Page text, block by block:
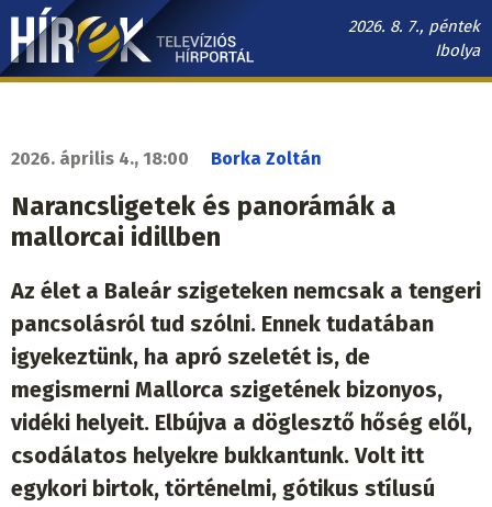
Ugrás
tartalomra
2026. 8. 7., péntek
Ibolya
Hírek.sk
navigáció
2026. április 4., 18:00 Borka Zoltán
Narancsligetek és panorámák a
mallorcai idillben
Az élet a Baleár szigeteken nemcsak a tengeri
pancsolásról tud szólni. Ennek tudatában
igyekeztünk, ha apró szeletét is, de
megismerni Mallorca szigetének bizonyos,
vidéki helyeit. Elbújva a döglesztő hőség elől,
csodálatos helyekre bukkantunk. Volt itt
egykori birtok, történelmi, gótikus stílusú